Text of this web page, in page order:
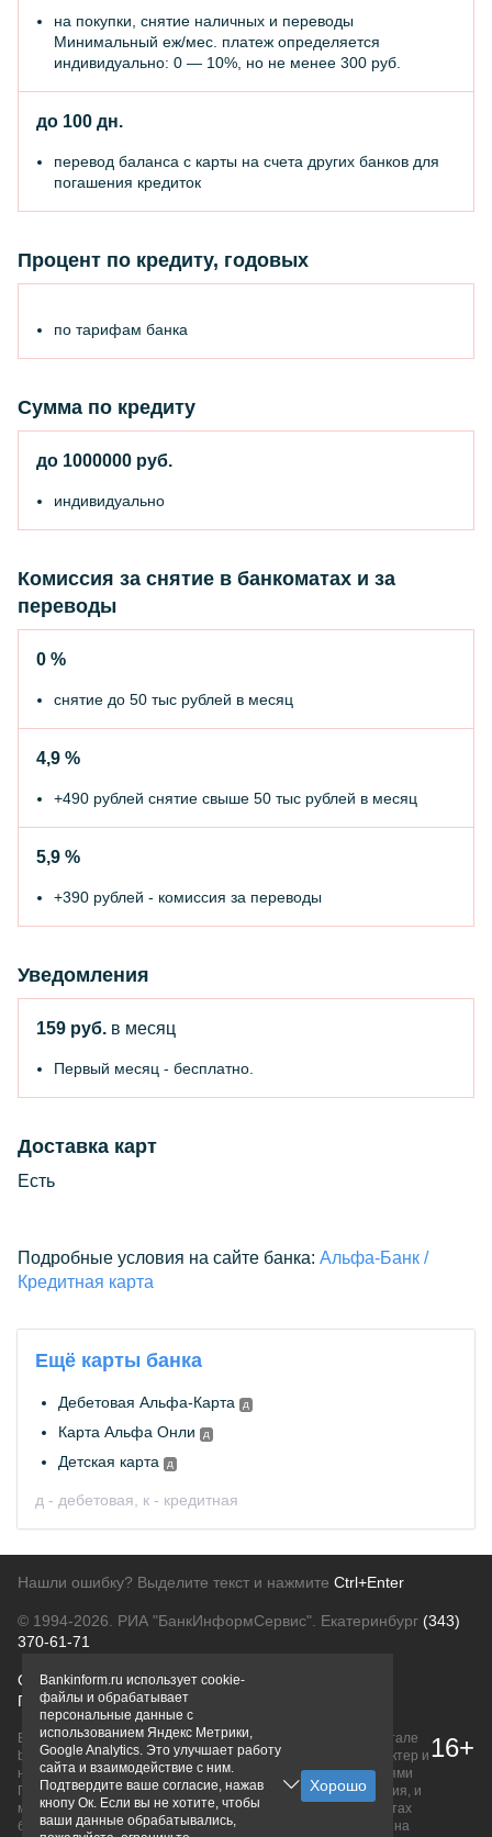
на покупки, снятие наличных и переводы
Минимальный еж/мес. платеж определяется
индивидуально: 0 — 10%, но не менее 300 руб.
до 100 дн.
перевод баланса с карты на счета других банков для
погашения кредиток
Процент по кредиту, годовых
по тарифам банка
Сумма по кредиту
до 1000000 руб.
индивидуально
Комиссия за снятие в банкоматах и за
переводы
0 %
снятие до 50 тыс рублей в месяц
4,9 %
+490 рублей снятие свыше 50 тыс рублей в месяц
5,9 %
+390 рублей - комиссия за переводы
Уведомления
159 руб. в месяц
Первый месяц - бесплатно.
Доставка карт
Есть
Подробные условия на сайте банка: Альфа-Банк /
Кредитная карта
Ещё карты банка
Дебетовая Альфа-Карта д
Карта Альфа Онли д
Детская карта д
д - дебетовая, к - кредитная
Нашли ошибку? Выделите текст и нажмите Ctrl+Enter
© 1994-2026. РИА "БанкИнформСервис". Екатеринбург (343)
370-61-71
О проектеПолитика конфиденциальности
Правовая информацияДля рекламодателей
Вся информация о продуктах банков, размещенная на портале
bankinform.ru, носит исключительно ознакомительный характер и
не является публичной офертой, определяемой положениями
ГК РФ. Информация не содержит точного и полного описания, и
может быть изменена. Конечные условия уточняйте на сайтах
банков или при личном обращении. Исключительное право на
16+
Bankinform.ru использует cookie-
файлы и обрабатывает
персональные данные с
использованием Яндекс Метрики,
Google Analytics. Это улучшает работу
сайта и взаимодействие с ним.
Подтвердите ваше согласие, нажав
кнопу Ок. Если вы не хотите, чтобы
ваши данные обрабатывались,